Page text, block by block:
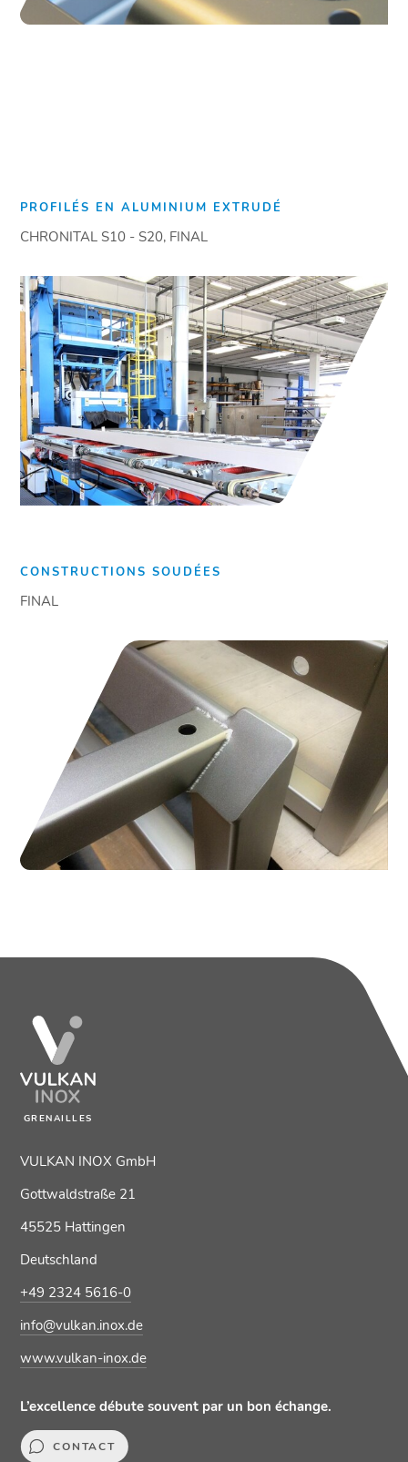
PROFILÉS EN ALUMINIUM EXTRUDÉ
CHRONITAL S10 - S20, FINAL
CONSTRUCTIONS SOUDÉES
FINAL
GRENAILLES
VULKAN INOX GmbH
Gottwaldstraße 21
45525 Hattingen
Deutschland
+49 2324 5616-0
info@vulkan.inox.de
www.vulkan-inox.de
L’excellence débute souvent par un bon échange.
CONTACT